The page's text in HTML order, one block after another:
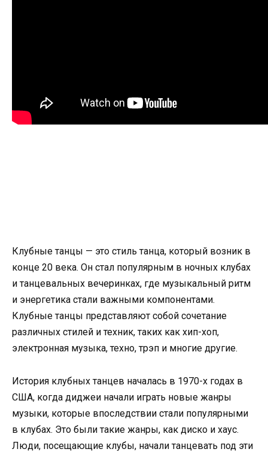
Клубные танцы — это стиль танца, который возник в
конце 20 века. Он стал популярным в ночных клубах
и танцевальных вечеринках, где музыкальный ритм
и энергетика стали важными компонентами.
Клубные танцы представляют собой сочетание
различных стилей и техник, таких как хип-хоп,
электронная музыка, техно, трэп и многие другие.
История клубных танцев началась в 1970-х годах в
США, когда диджеи начали играть новые жанры
музыки, которые впоследствии стали популярными
в клубах. Это были такие жанры, как диско и хаус.
Люди, посещающие клубы, начали танцевать под эти